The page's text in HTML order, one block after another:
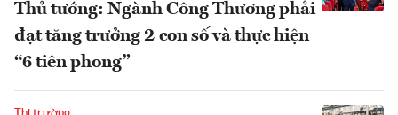
Thủ tướng: Ngành Công Thương phải
đạt tăng trưởng 2 con số và thực hiện
“6 tiên phong”